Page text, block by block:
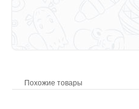
Похожие товары